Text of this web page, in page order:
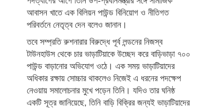
আবাসন খাতে এক বিলিয়ন পাউন্ড বিনিয়োগ ও নীতিগত
পরিবর্তনে নেতৃত্ব দেন বলেও জানান।
তবে সম্প্রতি রুশনারার বিরুদ্ধে পূর্ব লন্ডনের নিজস্ব
টাউনহাউস থেকে চার ভাড়াটিয়াকে উচ্ছেদ করে বাড়িভাড়া ৭০০
পাউন্ড বাড়ানোর অভিযোগ ওঠে। এক সময় ভাড়াটিয়াদের
অধিকার রক্ষায় সোচ্চার থাকলেও নিজেই এ ধরনের পদক্ষেপ
নেওয়ায় সমালোচনার মুখে পড়েন তিনি। যদিও তার ঘনিষ্ঠ
একটি সূত্র জানিয়েছে, তিনি বাড়ি বিক্রির জন্যই ভাড়াটিয়াদের